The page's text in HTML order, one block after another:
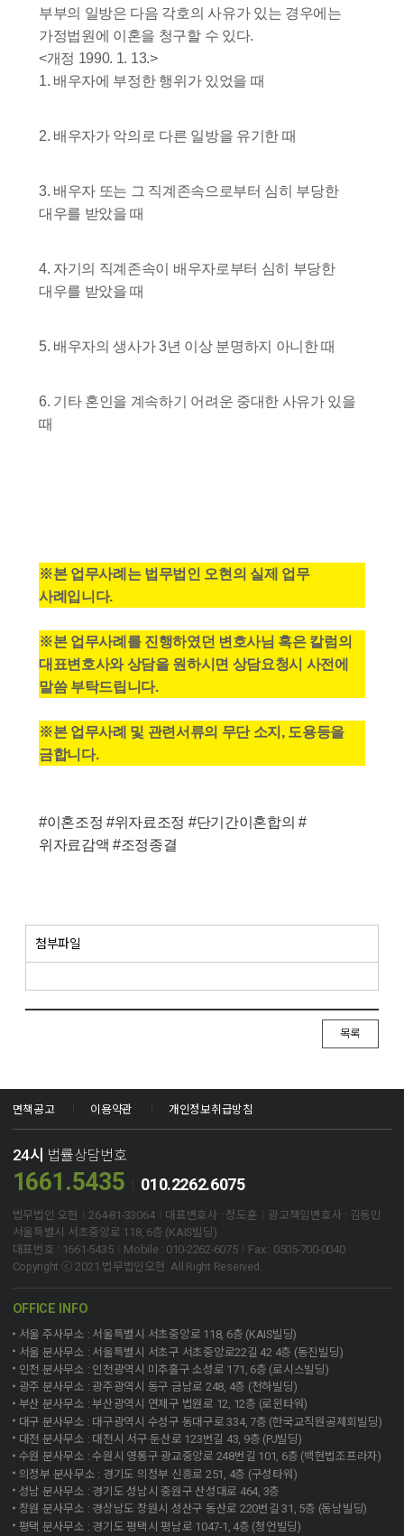
부부의 일방은 다음 각호의 사유가 있는 경우에는
가정법원에 이혼을 청구할 수 있다.
<개정 1990. 1. 13.>
1. 배우자에 부정한 행위가 있었을 때
2. 배우자가 악의로 다른 일방을 유기한 때
3. 배우자 또는 그 직계존속으로부터 심히 부당한
대우를 받았을 때
4. 자기의 직계존속이 배우자로부터 심히 부당한
대우를 받았을 때
5. 배우자의 생사가 3년 이상 분명하지 아니한 때
6. 기타 혼인을 계속하기 어려운 중대한 사유가 있을
때
※본 업무사례는 법무법인 오현의 실제 업무
사례입니다.
※본 업무사례를 진행하였던 변호사님 혹은 칼럼의
대표변호사와 상담을 원하시면 상담요청시 사전에
말씀 부탁드립니다.
※본 업무사례 및 관련서류의 무단 소지, 도용등을
금합니다.
#이혼조정 #위자료조정 #단기간이혼합의 #
위자료감액 #조정종결
첨부파일
목록
면책공고 이용약관 개인정보취급방침
24시 법률상담번호
1661.5435 010.2262.6075
법무법인 오현 264-81-33064 대표변호사 : 정도훈
광고책임변호사 : 김동민
서울특별시 서초중앙로 118, 6층 (KAIS빌딩)
대표번호 : 1661-5435
Mobile : 010-2262-6075
Fax : 0505-700-0040
Copyright ⓒ 2021 법무법인오현. All Right Reserved.
OFFICE INFO
서울 주사무소 : 서울특별시 서초중앙로 118, 6층 (KAIS빌딩)
서울 분사무소 : 서울특별시 서초구 서초중앙로22길 42 4층 (동진빌딩)
인천 분사무소 : 인천광역시 미추홀구 소성로 171, 6층 (로시스빌딩)
광주 분사무소 : 광주광역시 동구 금남로 248, 4층 (천하빌딩)
부산 분사무소 : 부산광역시 연제구 법원로 12, 12층 (로윈타워)
대구 분사무소 : 대구광역시 수성구 동대구로 334, 7층 (한국교직원공제회빌딩)
대전 분사무소 : 대전시 서구 둔산로 123번길 43, 9층 (PJ빌딩)
수원 분사무소 : 수원시 영통구 광교중앙로 248번길 101, 6층 (백현법조프라자)
의정부 분사무소 : 경기도 의정부 신흥로 251, 4층 (구성타워)
성남 분사무소 : 경기도 성남시 중원구 산성대로 464, 3층
창원 분사무소 : 경상남도 창원시 성산구 동산로 220번길 31, 5층 (동남빌딩)
평택 분사무소 : 경기도 평택시 평남로 1047-1, 4층 (청언빌딩)